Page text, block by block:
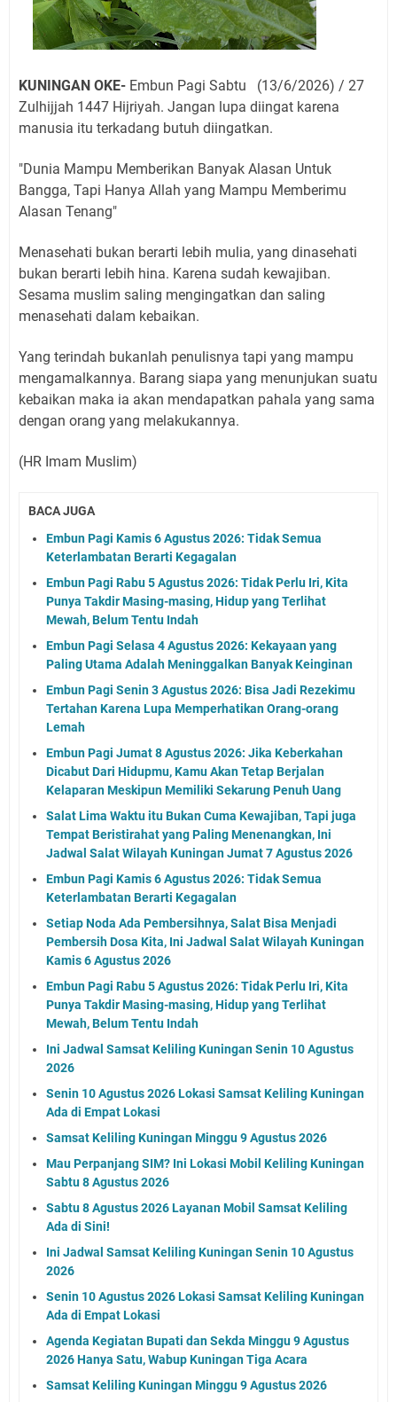
KUNINGAN OKE- Embun Pagi Sabtu (13/6/2026) / 27
Zulhijjah 1447 Hijriyah. Jangan lupa diingat karena
manusia itu terkadang butuh diingatkan.
"Dunia Mampu Memberikan Banyak Alasan Untuk
Bangga, Tapi Hanya Allah yang Mampu Memberimu
Alasan Tenang"
Menasehati bukan berarti lebih mulia, yang dinasehati
bukan berarti lebih hina. Karena sudah kewajiban.
Sesama muslim saling mengingatkan dan saling
menasehati dalam kebaikan.
Yang terindah bukanlah penulisnya tapi yang mampu
mengamalkannya. Barang siapa yang menunjukan suatu
kebaikan maka ia akan mendapatkan pahala yang sama
dengan orang yang melakukannya.
(HR Imam Muslim)
BACA JUGA
Embun Pagi Kamis 6 Agustus 2026: Tidak Semua
Keterlambatan Berarti Kegagalan
Embun Pagi Rabu 5 Agustus 2026: Tidak Perlu Iri, Kita
Punya Takdir Masing-masing, Hidup yang Terlihat
Mewah, Belum Tentu Indah
Embun Pagi Selasa 4 Agustus 2026: Kekayaan yang
Paling Utama Adalah Meninggalkan Banyak Keinginan
Embun Pagi Senin 3 Agustus 2026: Bisa Jadi Rezekimu
Tertahan Karena Lupa Memperhatikan Orang-orang
Lemah
Embun Pagi Jumat 8 Agustus 2026: Jika Keberkahan
Dicabut Dari Hidupmu, Kamu Akan Tetap Berjalan
Kelaparan Meskipun Memiliki Sekarung Penuh Uang
Salat Lima Waktu itu Bukan Cuma Kewajiban, Tapi juga
Tempat Beristirahat yang Paling Menenangkan, Ini
Jadwal Salat Wilayah Kuningan Jumat 7 Agustus 2026
Embun Pagi Kamis 6 Agustus 2026: Tidak Semua
Keterlambatan Berarti Kegagalan
Setiap Noda Ada Pembersihnya, Salat Bisa Menjadi
Pembersih Dosa Kita, Ini Jadwal Salat Wilayah Kuningan
Kamis 6 Agustus 2026
Embun Pagi Rabu 5 Agustus 2026: Tidak Perlu Iri, Kita
Punya Takdir Masing-masing, Hidup yang Terlihat
Mewah, Belum Tentu Indah
Ini Jadwal Samsat Keliling Kuningan Senin 10 Agustus
2026
Senin 10 Agustus 2026 Lokasi Samsat Keliling Kuningan
Ada di Empat Lokasi
Samsat Keliling Kuningan Minggu 9 Agustus 2026
Mau Perpanjang SIM? Ini Lokasi Mobil Keliling Kuningan
Sabtu 8 Agustus 2026
Sabtu 8 Agustus 2026 Layanan Mobil Samsat Keliling
Ada di Sini!
Ini Jadwal Samsat Keliling Kuningan Senin 10 Agustus
2026
Senin 10 Agustus 2026 Lokasi Samsat Keliling Kuningan
Ada di Empat Lokasi
Agenda Kegiatan Bupati dan Sekda Minggu 9 Agustus
2026 Hanya Satu, Wabup Kuningan Tiga Acara
Samsat Keliling Kuningan Minggu 9 Agustus 2026